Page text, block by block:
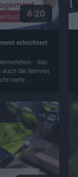
8:20
erleichtert
- das
auch die Nerven
mehr
die Dokumente